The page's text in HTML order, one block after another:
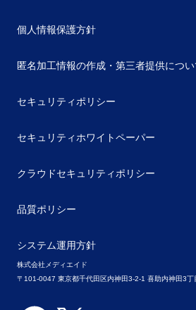
株式会社メディエイド
〒101-0047 東京都千代田区内神田3-2-1 喜助内神田3丁
個人情報保護方針
匿名加工情報の作成・第三者提供につい
セキュリティポリシー
セキュリティホワイトペーパー
クラウドセキュリティポリシー
品質ポリシー
システム運用方針